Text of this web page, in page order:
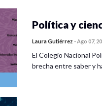
urbanas y nuevas
Ramírez
¿Nuevas
Política y
Laura Gutiérrez -Ago 07,
El Colegio Nacional
brecha entre saber y